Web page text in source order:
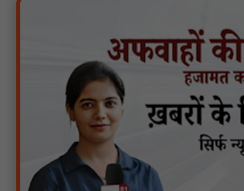
पारस पोर्टल से होगी योजनाओं की नियमित समीक्षा,
दिए समयबद्ध क्रियान्वयन के निर्देश : NN81
सोलर हाई मास्ट से रोशन हो रहे वनांचल के गांव, नियद
सुरक्षा और सुविधा : NN81
सरस्वती साइकिल योजना के तहत 18 छात्राओं को
माँ के नाम' अभियान में हुआ वृक्षारोपण : NN81